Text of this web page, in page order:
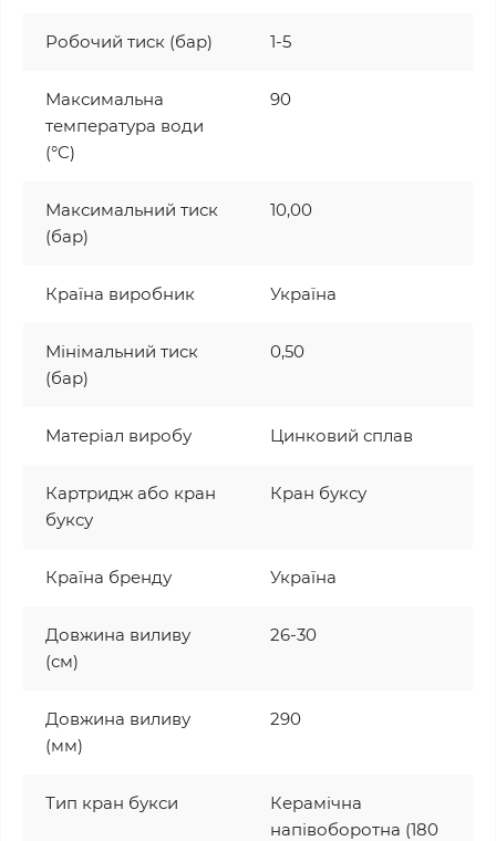
Робочий тиск (бар) 1-5
Максимальна
температура води
(°C)
90
Максимальний тиск
(бар)
10,00
Країна виробник Україна
Мінімальний тиск
(бар)
0,50
Матеріал виробу Цинковий сплав
Картридж або кран
буксу
Кран буксу
Країна бренду Україна
Довжина виливу
(см)
26-30
Довжина виливу
(мм)
290
Тип кран букси
Керамічна
напівоборотна (180